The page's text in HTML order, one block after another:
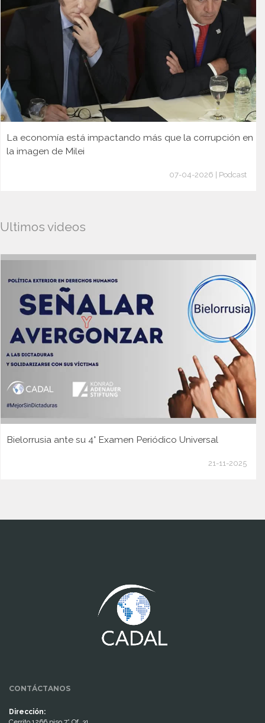
La economía está impactando más que la corrupción en
la imagen de Milei
07-04-2026 | Podcast
Ultimos videos
Bielorrusia ante su 4° Examen Periódico Universal
21-11-2025
CONTÁCTANOS
Dirección: